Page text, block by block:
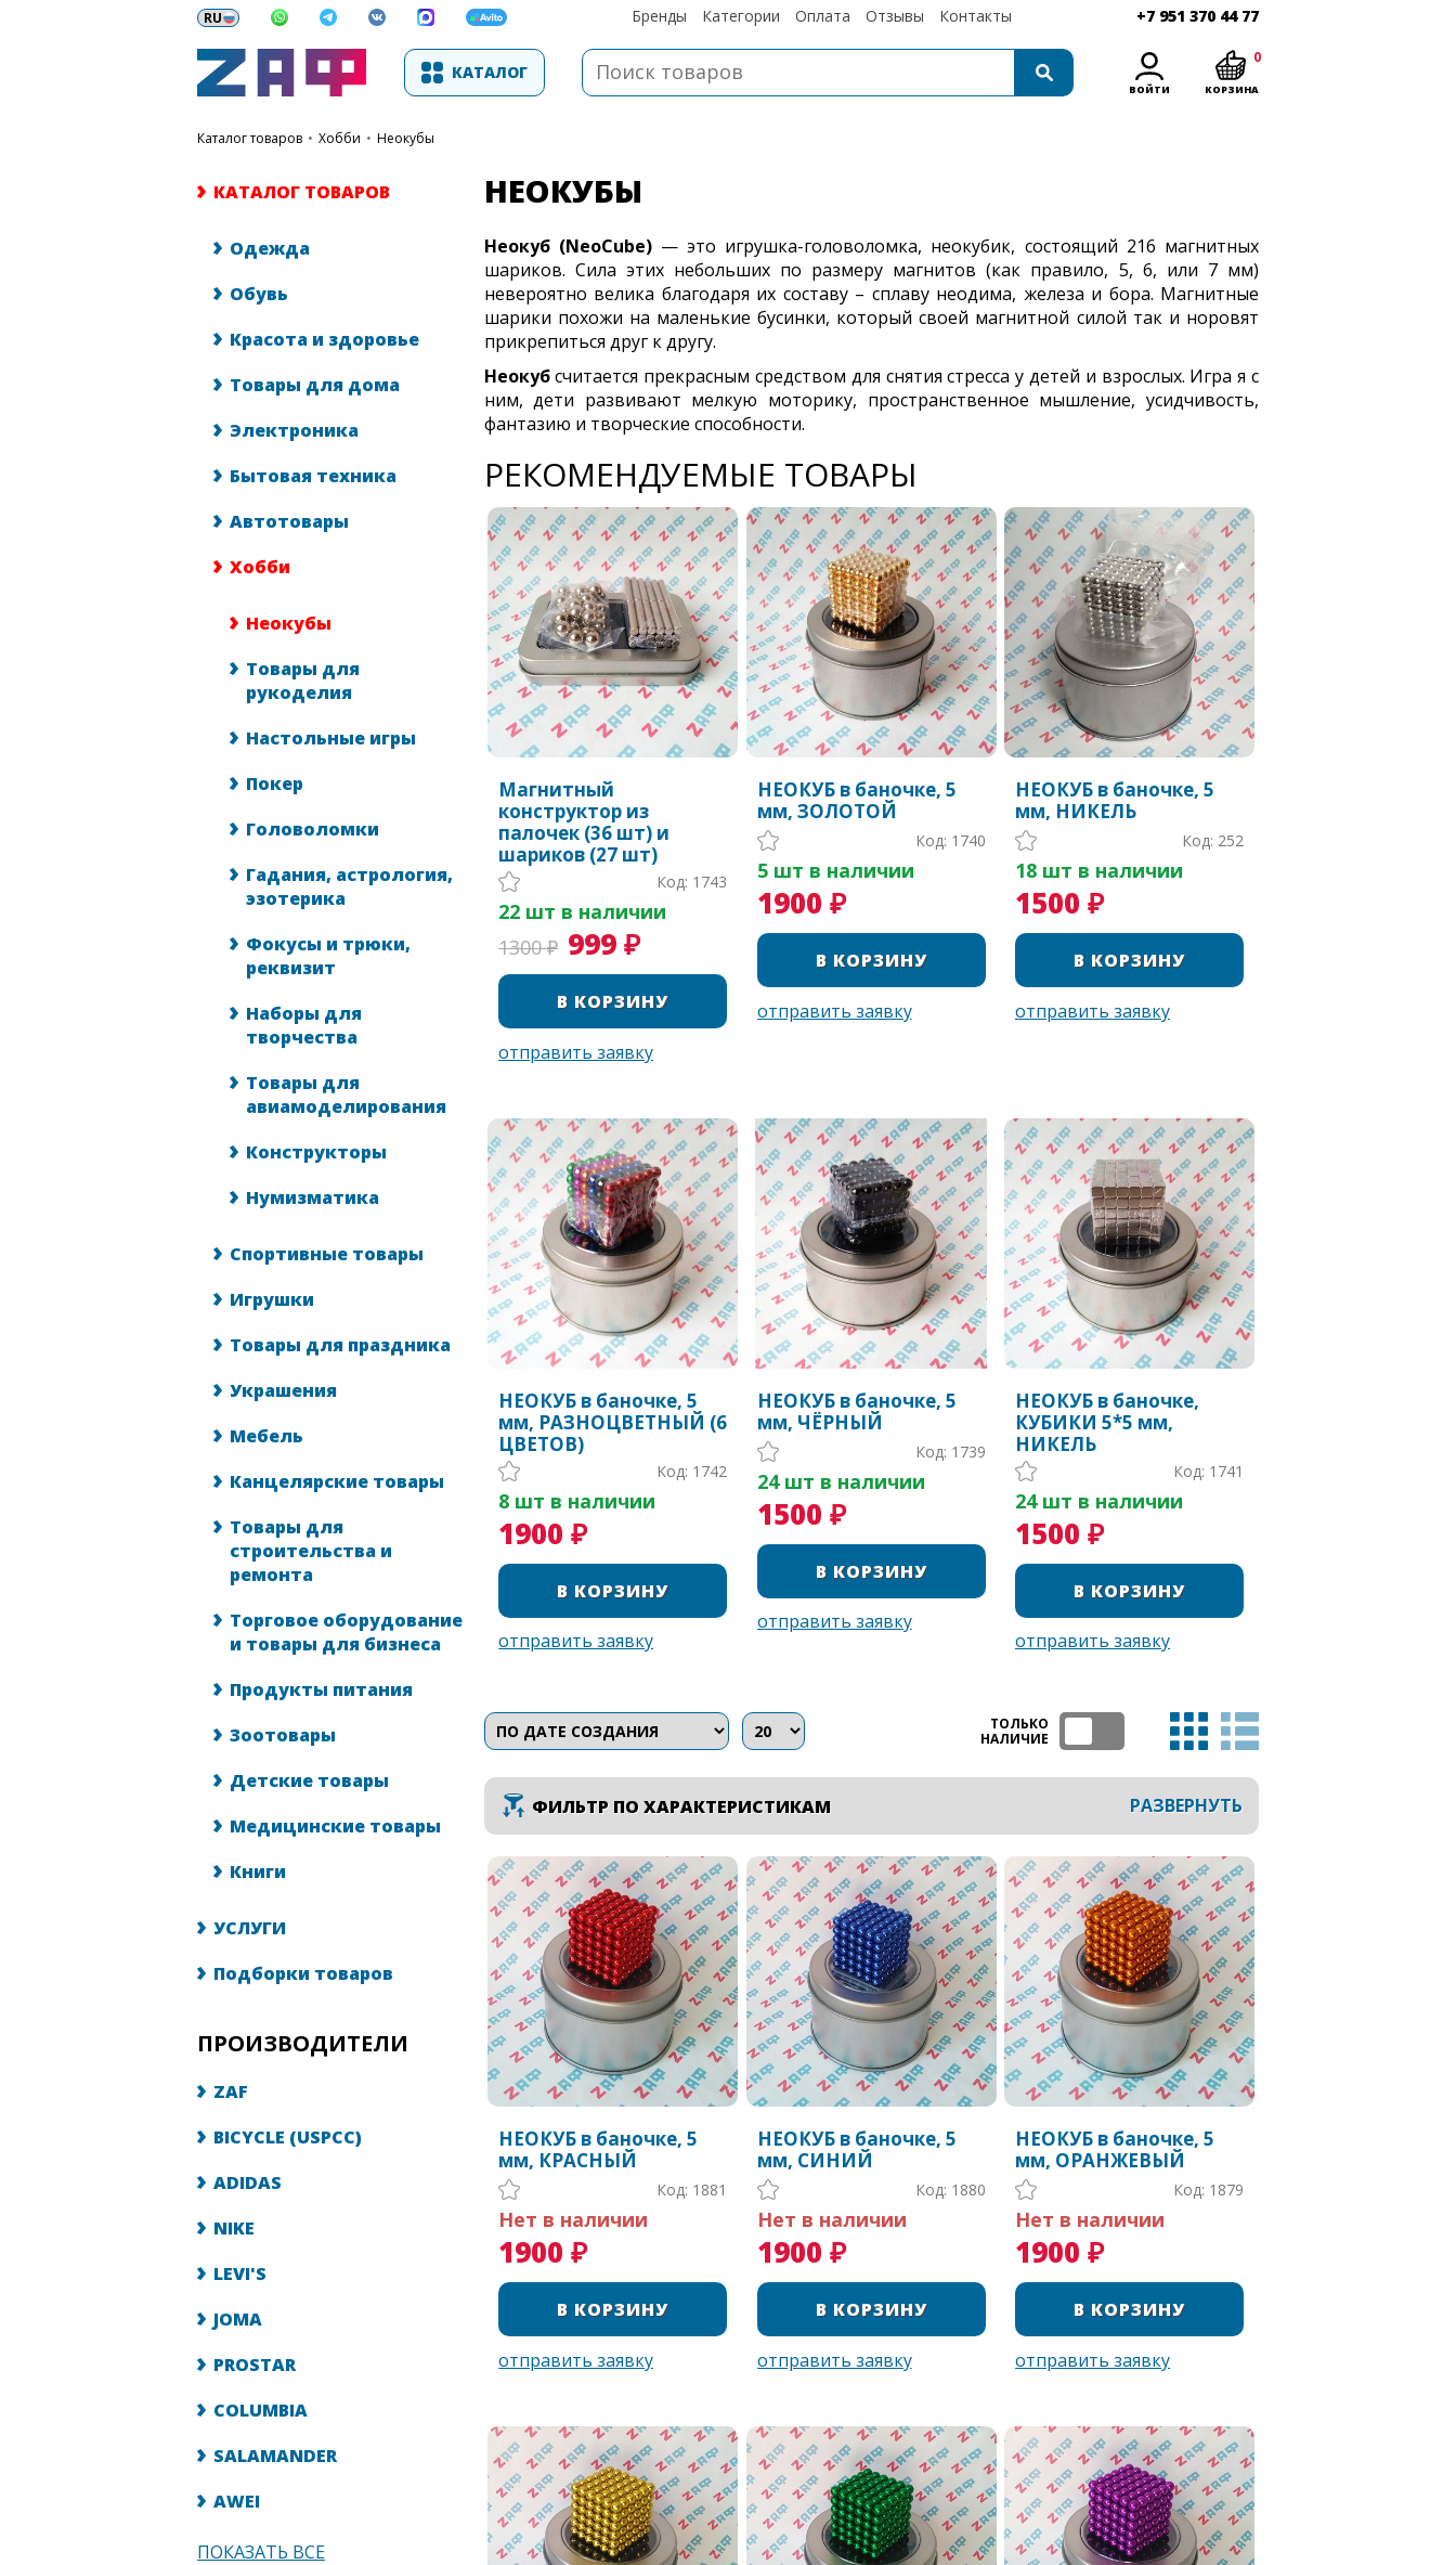
Бренды Категории Оплата Отзывы Контакты +7 951 370 44 77
КАТАЛОГ
ВОЙТИ КОРЗИНА
0
каталог товаров • Хобби • Неокубы
КАТАЛОГ ТОВАРОВ
Одежда
Обувь
Красота и здоровье
Товары для дома
Электроника
Бытовая техника
Автотовары
Хобби
Неокубы
Товары для
рукоделия
Настольные игры
Покер
Головоломки
Гадания, астрология,
эзотерика
Фокусы и трюки,
реквизит
Наборы для
творчества
Товары для
авиамоделирования
Конструкторы
Нумизматика
Спортивные товары
Игрушки
Товары для праздника
Украшения
Мебель
Канцелярские товары
Товары для
строительства и
ремонта
Торговое оборудование
и товары для бизнеса
Продукты питания
Зоотовары
Детские товары
Медицинские товары
Книги
УСЛУГИ
Подборки товаров
ПРОИЗВОДИТЕЛИ
ZAF
BICYCLE (USPCC)
ADIDAS
NIKE
LEVI'S
JOMA
PROSTAR
COLUMBIA
SALAMANDER
AWEI
ПОКАЗАТЬ ВСЕ
НЕОКУБЫ
Неокуб (NeoCube)— это игрушка-головоломка, неокубик, состоящий 216 магнитных
шариков. Сила этих небольших по размеру магнитов (как правило, 5, 6, или 7 мм)
невероятно велика благодаря их составу – сплаву неодима, железа и бора. Магнитные
шарики похожи на маленькие бусинки, который своей магнитной силой так и норовят
прикрепиться друг к другу.
Неокубсчитается прекрасным средством для снятия стресса у детей и взрослых. Игра я с
ним, дети развивают мелкую моторику, пространственное мышление, усидчивость,
фантазию и творческие способности.
РЕКОМЕНДУЕМЫЕ ТОВАРЫ
Магнитный
конструктор из
палочек (36 шт) и
шариков (27 шт)
Код: 1743
22 шт в наличии
1300 ₽ 999 ₽
НЕОКУБ в баночке, 5
мм, ЗОЛОТОЙ
Код: 1740
5 шт в наличии
1900 ₽
НЕОКУБ в баночке, 5
мм, НИКЕЛЬ
Код: 252
18 шт в наличии
1500 ₽
НЕОКУБ в баночке, 5
мм, РАЗНОЦВЕТНЫЙ (6
ЦВЕТОВ)
Код: 1742
8 шт в наличии
1900 ₽
НЕОКУБ в баночке, 5
мм, ЧЁРНЫЙ
Код: 1739
24 шт в наличии
1500 ₽
НЕОКУБ в баночке,
КУБИКИ 5*5 мм,
НИКЕЛЬ
Код: 1741
24 шт в наличии
1500 ₽
ТОЛЬКО
НАЛИЧИЕ
ФИЛЬТР ПО ХАРАКТЕРИСТИКАМ РАЗВЕРНУТЬ
НЕОКУБ в баночке, 5
мм, КРАСНЫЙ
Код: 1881
Нет в наличии
1900 ₽
НЕОКУБ в баночке, 5
мм, СИНИЙ
Код: 1880
Нет в наличии
1900 ₽
НЕОКУБ в баночке, 5
мм, ОРАНЖЕВЫЙ
Код: 1879
Нет в наличии
1900 ₽